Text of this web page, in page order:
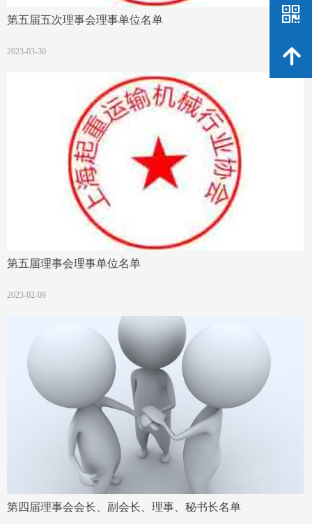
第五届五次理事会理事单位名单
2023-03-30
第五届理事会理事单位名单
2023-02-09
第四届理事会会长、副会长、理事、秘书长名单
낃
녕